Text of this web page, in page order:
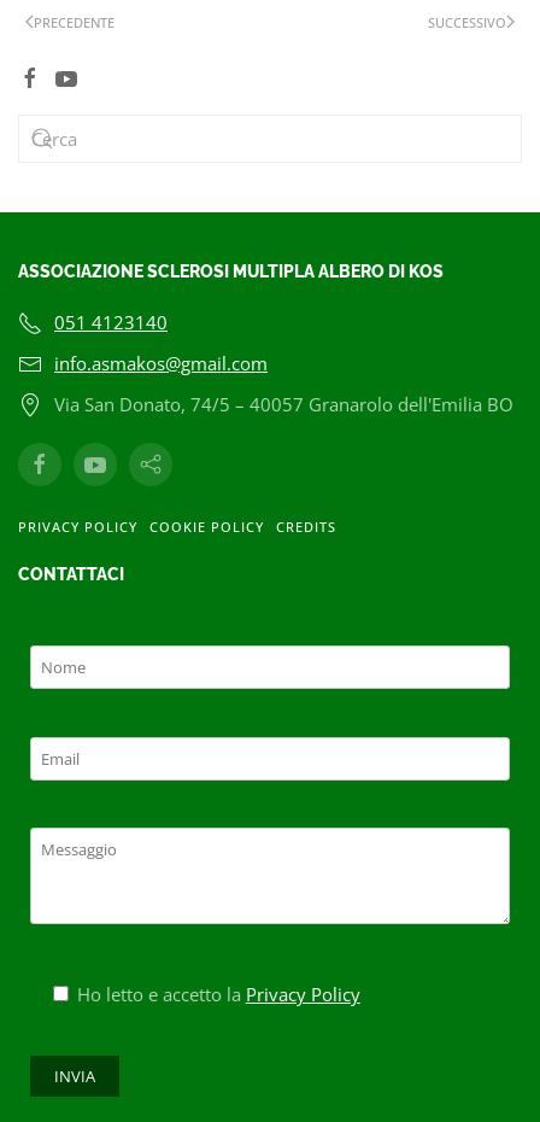
PRECEDENTE SUCCESSIVO
ASSOCIAZIONE SCLEROSI MULTIPLA ALBERO DI KOS
051 4123140
info.asmakos@gmail.com
Via San Donato, 74/5 – 40057 Granarolo dell'Emilia BO
PRIVACY POLICY COOKIE POLICY CREDITS
CONTATTACI
Ho letto e accetto la Privacy Policy